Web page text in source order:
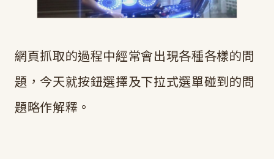
網頁抓取的過程中經常會出現各種各樣的問
題，今天就按鈕選擇及下拉式選單碰到的問
題略作解釋。